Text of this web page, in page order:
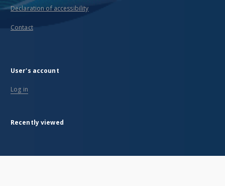
Declaration of accessibility
Contact
User's account
Log in
Recently viewed